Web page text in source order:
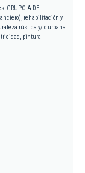
GRUPO A DE
rehabilitación y
rústica y/ o urbana.
pintura